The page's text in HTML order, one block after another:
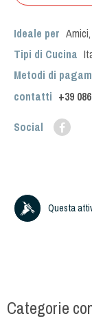
Ideale per Amici,
Tipi di Cucina
Metodi di
contatti +39
Social
Questa
Categorie